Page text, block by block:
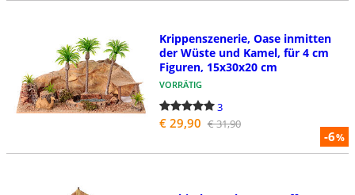
-6%
Krippenszenerie, Oase inmitten
der Wüste und Kamel, für 4 cm
Figuren, 15x30x20 cm
VORRÄTIG
3
€ 29,90 € 31,90